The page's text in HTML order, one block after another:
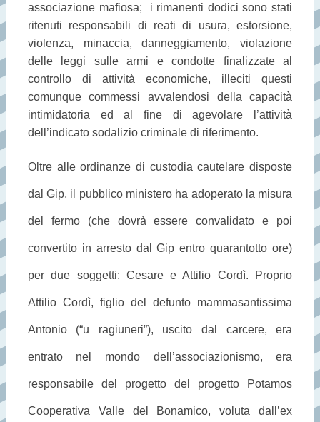
associazione mafiosa; i rimanenti dodici sono stati
ritenuti responsabili di reati di usura, estorsione,
violenza, minaccia, danneggiamento, violazione
delle leggi sulle armi e condotte finalizzate al
controllo di attività economiche, illeciti questi
comunque commessi avvalendosi della capacità
intimidatoria ed al fine di agevolare l’attività
dell’indicato sodalizio criminale di riferimento.
Oltre alle ordinanze di custodia cautelare disposte
dal Gip, il pubblico ministero ha adoperato la misura
del fermo (che dovrà essere convalidato e poi
convertito in arresto dal Gip entro quarantotto ore)
per due soggetti: Cesare e Attilio Cordì. Proprio
Attilio Cordì, figlio del defunto mammasantissima
Antonio (“u ragiuneri”), uscito dal carcere, era
entrato nel mondo dell’associazionismo, era
responsabile del progetto del progetto Potamos
Cooperativa Valle del Bonamico, voluta dall’ex